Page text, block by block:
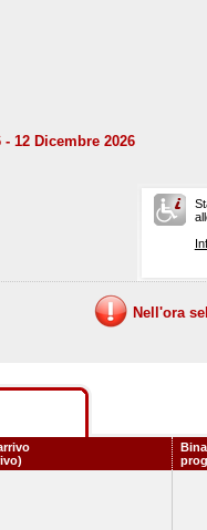
- 12 Dicembre 2026
Nell'ora